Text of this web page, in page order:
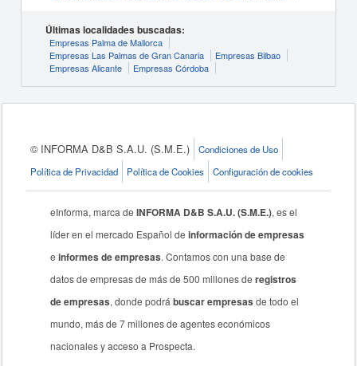
Últimas localidades buscadas:
Empresas Palma de Mallorca
Empresas Las Palmas de Gran Canaria
Empresas Bilbao
Empresas Alicante
Empresas Córdoba
© INFORMA D&B S.A.U. (S.M.E.)
Condiciones de Uso
Política de Privacidad
Política de Cookies Configuración de cookies
eInforma, marca deINFORMA D&B S.A.U. (S.M.E.), es el
líder en el mercado Español deinformación de empresas
einformes de empresas. Contamos con una base de
datos de empresas de más de 500 millones deregistros
de empresas, donde podrábuscar empresas de todo el
mundo, más de 7 millones de agentes económicos
nacionales y acceso a Prospecta.